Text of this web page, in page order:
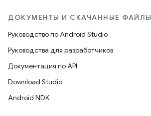
ДОКУМЕНТЫ И СКАЧАННЫЕ ФАЙЛЫ
Руководство по Android Studio
Руководства для разработчиков
Документация по API
Download Studio
Android NDK